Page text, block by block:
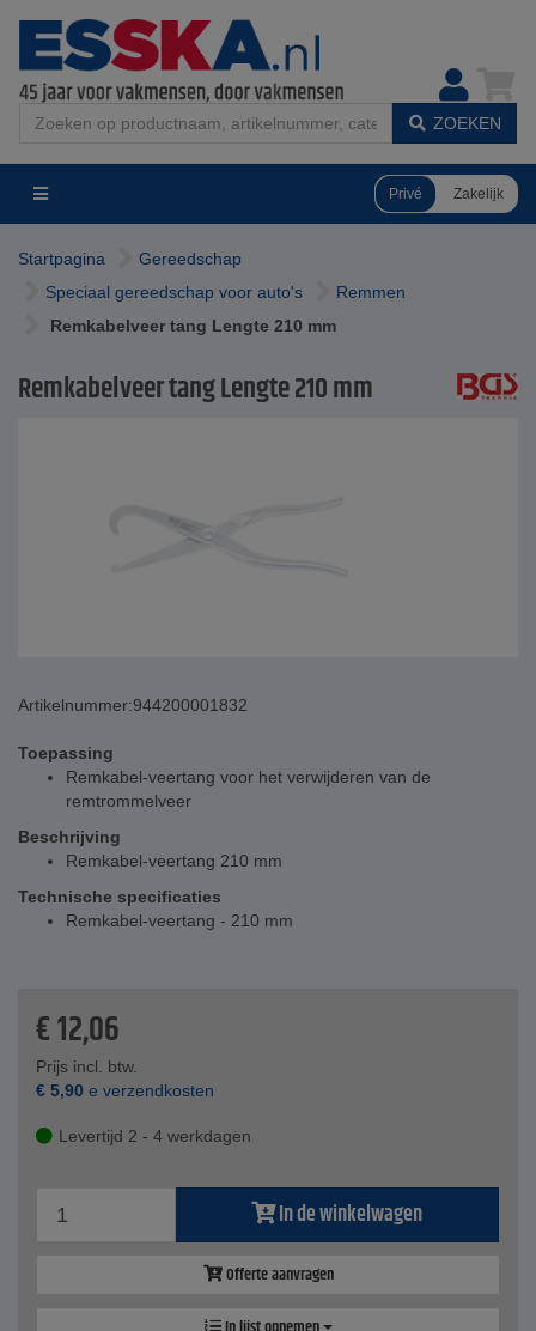
ZOEKEN
Privé Zakelijk
Startpagina
Gereedschap
Speciaal gereedschap voor auto's
Remmen
Remkabelveer tang Lengte 210 mm
Remkabelveer tang Lengte 210 mm
Artikelnummer:944200001832
Toepassing
Remkabel-veertang voor het verwijderen van de
remtrommelveer
Beschrijving
Remkabel-veertang 210 mm
Technische specificaties
Remkabel-veertang - 210 mm
€12,06
Prijs incl. btw.
€ 5,90 e verzendkosten
Levertijd 2 - 4 werkdagen
In de winkelwagen
Offerte aanvragen